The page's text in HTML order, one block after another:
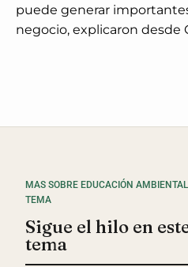
puede generar
negocio, explicaron desde
MAS SOBRE EDUCACIÓN AMBIENTAL
TEMA
Sigue el hilo en
tema